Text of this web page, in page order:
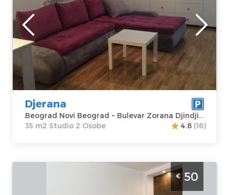
Beograd Novi
Beograd
Adresa:Bulevar
Zorana Djindjića
Cena50 €
Kvadratura : 35
m2
Struktura :
Studio
Djerana
Beograd Novi Beograd ~ Bulevar Zorana Djindjića 118
35 m2 Studio 2 Osobe
4.8 (16)
Studio Apartman KAN Suit 1 Beograd Novi Beograd
moderan studio za 2 osobe kod Fontane
€ 50